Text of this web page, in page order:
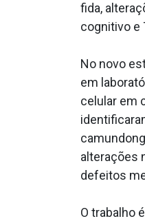
fida,
cognitivo e
No novo
em
celular em
alterações
defeitos
O trabalho